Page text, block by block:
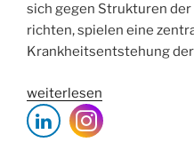
sich gegen Strukturen
richten, spielen eine
Krankheitsentstehung
„Der
neonatale
FC-
weiterlesen